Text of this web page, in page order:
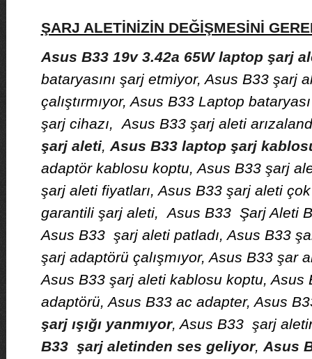
ŞARJ ALETİNİZİN DEĞİŞMESİNİ
Asus B33 19v 3.42a 65W laptop şarj
bataryasını şarj etmiyor, Asus B33 şarj
çalıştırmıyor, Asus B33 Laptop
şarj cihazı, Asus B33 şarj aleti
şarj aleti, Asus B33 laptop şarj
adaptör kablosu koptu, Asus B33 şarj
şarj aleti fiyatları, Asus B33 şarj aleti çok
garantili şarj aleti, Asus B33 Şarj Aleti
Asus B33 şarj aleti patladı, Asus B33
şarj adaptörü çalışmıyor, Asus B33 şar
Asus B33 şarj aleti kablosu koptu, Asus
adaptörü, Asus B33 ac adapter, Asus
şarj ışığı yanmıyor, Asus B33 şarj
B33 şarj aletinden ses geliyor, Asus